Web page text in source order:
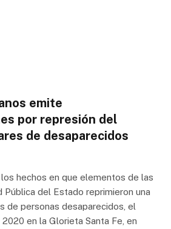
emite
por represión del
de desaparecidos
hechos en que elementos de las
Pública del Estado reprimieron una
de personas desaparecidos, el
en la Glorieta Santa Fe, en